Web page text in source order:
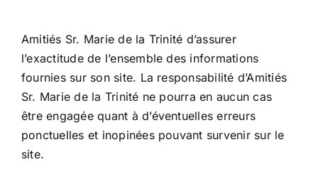
Amitiés Sr. Marie de la Trinité d’assurer
l’exactitude de l’ensemble des informations
fournies sur son site. La responsabilité d’Amitiés
Sr. Marie de la Trinité ne pourra en aucun cas
être engagée quant à d’éventuelles erreurs
ponctuelles et inopinées pouvant survenir sur le
site.